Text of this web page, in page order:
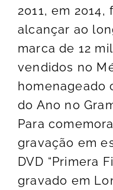
2011, em
alcançar ao
marca de 12
vendidos no
homenageado
do Ano no
Para
gravação em
DVD “Primera
gravado em